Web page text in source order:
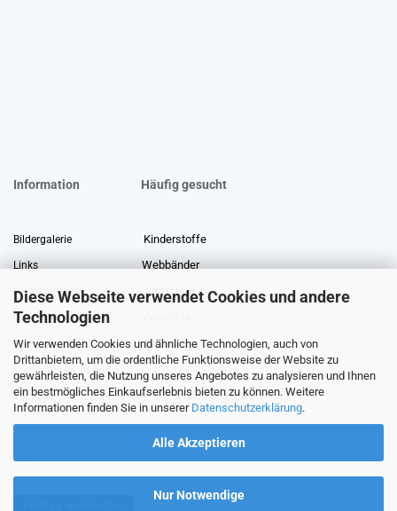
Diese Webseite verwendet Cookies und andere
Technologien
Wir verwenden Cookies und ähnliche Technologien, auch von
Drittanbietern, um die ordentliche Funktionsweise der Website zu
gewährleisten, die Nutzung unseres Angebotes zu analysieren und Ihnen
ein bestmögliches Einkaufserlebnis bieten zu können. Weitere
Informationen finden Sie in unserer Datenschutzerklärung.
Alle Akzeptieren
Nur Notwendige
Information Häufig gesucht
Bildergalerie Kinderstoffe
Links Webbänder
Stoffe Lexikon Stoffreste
Über uns
Gewerberabatt Meterware
Stoffe auf Rechnung
Information zur Echtheit von Kundenbewertungen